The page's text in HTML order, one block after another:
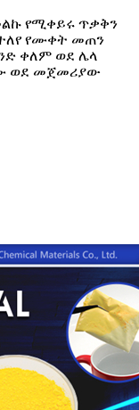
የሚቀይሩ ጥቃቅን
የሙቀት መጠን
ቀለም ወደ ሌላ
ወደ መጀመሪያው